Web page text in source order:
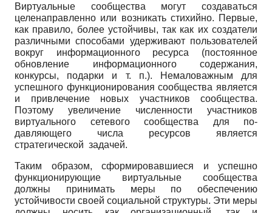
Виртуальные сообщества могут создаваться
целенаправленно или возникать стихий­но. Первые,
как правило, более устойчивы, так как их создатели
различными способами удерживают пользователей
вокруг информационного ресурса (постоянное
обновление ин­формационного содержания,
конкурсы, подарки и т. п.). Немаловажным для
успешного функционирования сообщества является
и привлечение новых участников сообщества.
Поэтому увеличение численности участников
виртуального сетевого сообщества для по­
давляющего числа ресурсов является
стратегической задачей.
Таким образом, сформировавшиеся и успешно
функционирующие виртуальные сообщества
должны принимать меры по обеспечению
устойчивости своей социальной структуры. Эти меры